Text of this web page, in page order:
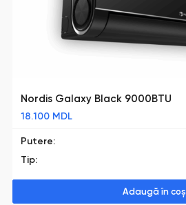
Nordis Galaxy Black 9000BTU
18.100 MDL
Putere:
Tip:
Adaugă în coș